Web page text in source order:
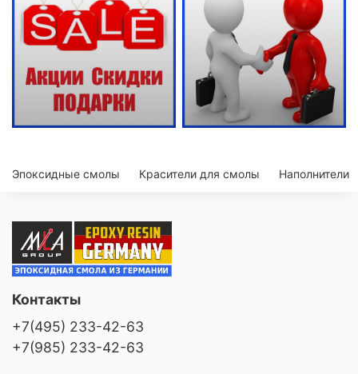
Эпоксидные смолы Красители для смолы Наполнители
Контакты
+7(495) 233-42-63
+7(985) 233-42-63